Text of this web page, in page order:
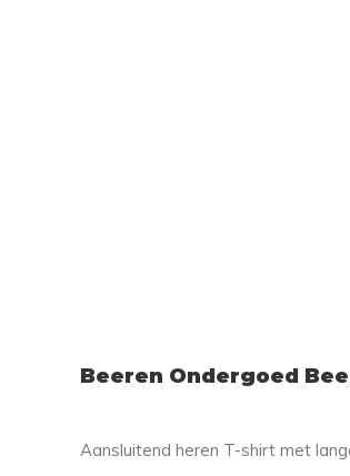
Beeren Ondergoed
Aansluitend heren T-shirt met